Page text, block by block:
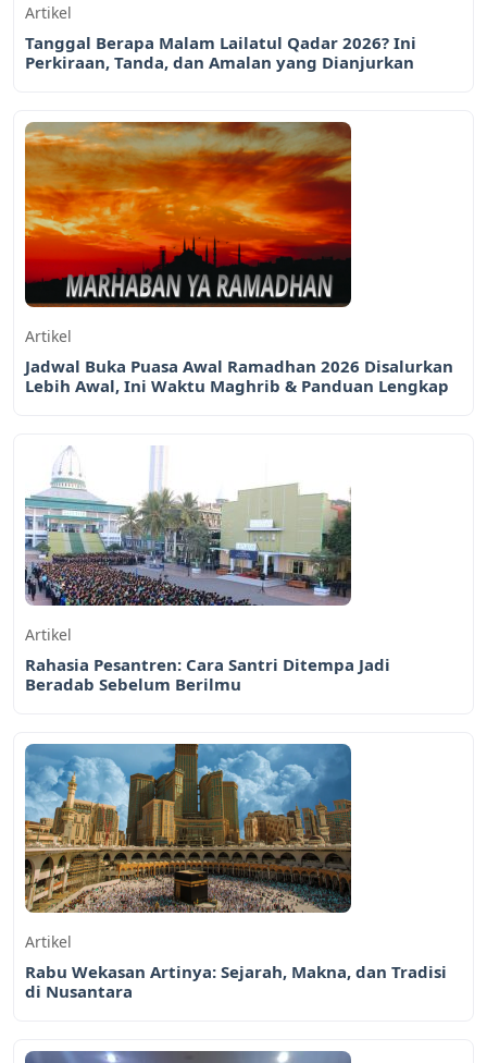
Artikel
Tanggal Berapa Malam Lailatul Qadar 2026? Ini
Perkiraan, Tanda, dan Amalan yang Dianjurkan
Artikel
Jadwal Buka Puasa Awal Ramadhan 2026 Disalurkan
Lebih Awal, Ini Waktu Maghrib & Panduan Lengkap
Artikel
Rahasia Pesantren: Cara Santri Ditempa Jadi
Beradab Sebelum Berilmu
Artikel
Rabu Wekasan Artinya: Sejarah, Makna, dan Tradisi
di Nusantara